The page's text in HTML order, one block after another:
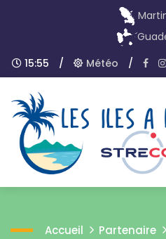
15:55
/ Météo /
Accueil Partenaire